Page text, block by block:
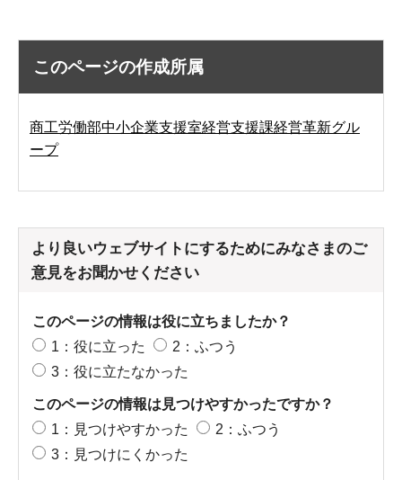
このページの作成所属
商工労働部中小企業支援室経営支援課経営革新グル
ープ
より良いウェブサイトにするためにみなさまのご
意見をお聞かせください
このページの情報は役に立ちましたか？
1：役に立った
2：ふつう
3：役に立たなかった
このページの情報は見つけやすかったですか？
1：見つけやすかった
2：ふつう
3：見つけにくかった